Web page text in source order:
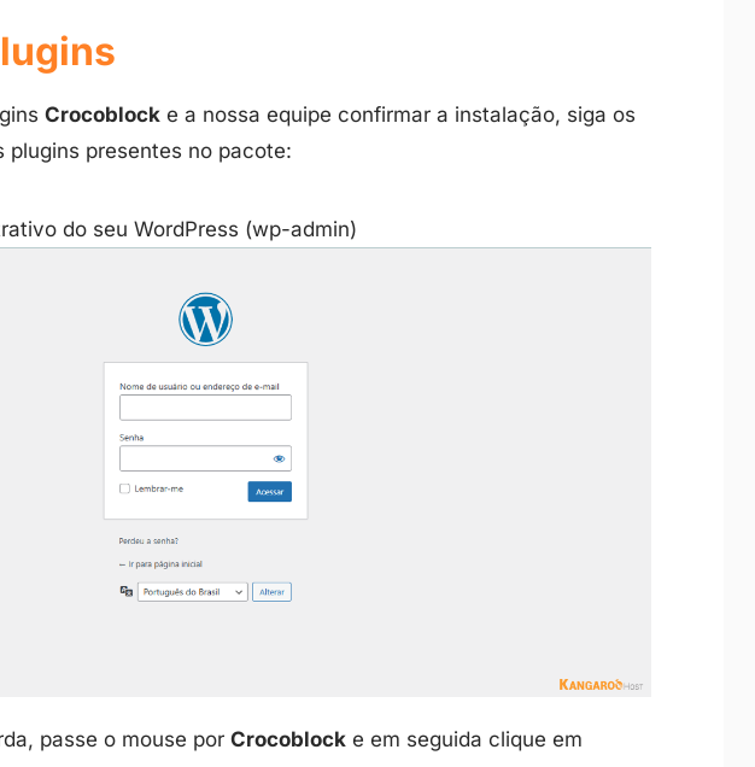
Crocoblock e a nossa equipe confirmar a instalação, siga os
plugins presentes no pacote:
do seu WordPress (wp-admin)
passe o mouse por Crocoblock e em seguida clique em